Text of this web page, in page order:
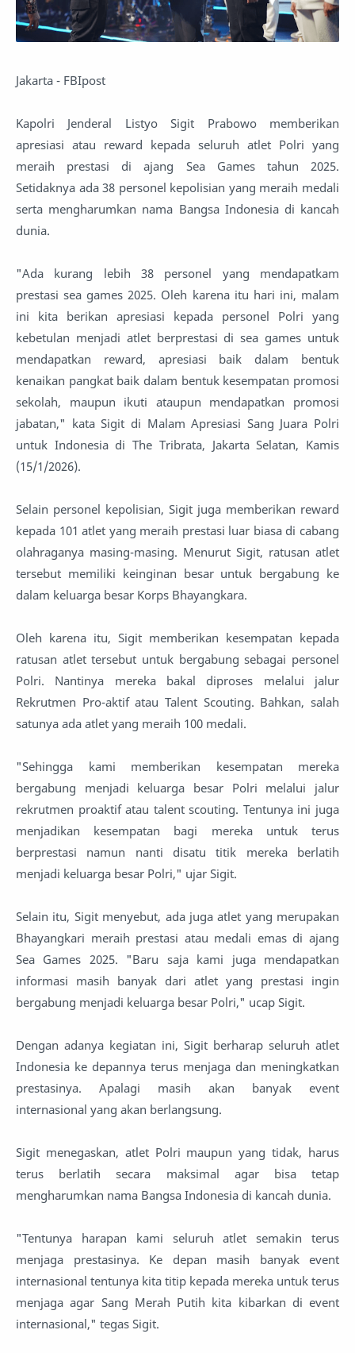
Jakarta - FBIpost
Kapolri Jenderal Listyo Sigit Prabowo memberikan
apresiasi atau reward kepada seluruh atlet Polri yang
meraih prestasi di ajang Sea Games tahun 2025.
Setidaknya ada 38 personel kepolisian yang meraih medali
serta mengharumkan nama Bangsa Indonesia di kancah
dunia.
"Ada kurang lebih 38 personel yang mendapatkam
prestasi sea games 2025. Oleh karena itu hari ini, malam
ini kita berikan apresiasi kepada personel Polri yang
kebetulan menjadi atlet berprestasi di sea games untuk
mendapatkan reward, apresiasi baik dalam bentuk
kenaikan pangkat baik dalam bentuk kesempatan promosi
sekolah, maupun ikuti ataupun mendapatkan promosi
jabatan," kata Sigit di Malam Apresiasi Sang Juara Polri
untuk Indonesia di The Tribrata, Jakarta Selatan, Kamis
(15/1/2026).
Selain personel kepolisian, Sigit juga memberikan reward
kepada 101 atlet yang meraih prestasi luar biasa di cabang
olahraganya masing-masing. Menurut Sigit, ratusan atlet
tersebut memiliki keinginan besar untuk bergabung ke
dalam keluarga besar Korps Bhayangkara.
Oleh karena itu, Sigit memberikan kesempatan kepada
ratusan atlet tersebut untuk bergabung sebagai personel
Polri. Nantinya mereka bakal diproses melalui jalur
Rekrutmen Pro-aktif atau Talent Scouting. Bahkan, salah
satunya ada atlet yang meraih 100 medali.
"Sehingga kami memberikan kesempatan mereka
bergabung menjadi keluarga besar Polri melalui jalur
rekrutmen proaktif atau talent scouting. Tentunya ini juga
menjadikan kesempatan bagi mereka untuk terus
berprestasi namun nanti disatu titik mereka berlatih
menjadi keluarga besar Polri," ujar Sigit.
Selain itu, Sigit menyebut, ada juga atlet yang merupakan
Bhayangkari meraih prestasi atau medali emas di ajang
Sea Games 2025. "Baru saja kami juga mendapatkan
informasi masih banyak dari atlet yang prestasi ingin
bergabung menjadi keluarga besar Polri," ucap Sigit.
Dengan adanya kegiatan ini, Sigit berharap seluruh atlet
Indonesia ke depannya terus menjaga dan meningkatkan
prestasinya. Apalagi masih akan banyak event
internasional yang akan berlangsung.
Sigit menegaskan, atlet Polri maupun yang tidak, harus
terus berlatih secara maksimal agar bisa tetap
mengharumkan nama Bangsa Indonesia di kancah dunia.
"Tentunya harapan kami seluruh atlet semakin terus
menjaga prestasinya. Ke depan masih banyak event
internasional tentunya kita titip kepada mereka untuk terus
menjaga agar Sang Merah Putih kita kibarkan di event
internasional," tegas Sigit.